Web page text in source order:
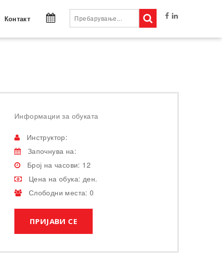
Контакт
Информации за обуката
Инструктор:
Започнува на:
Број на часови: 12
Цена на обука: ден.
Слободни места: 0
ПРИЈАВИ СЕ